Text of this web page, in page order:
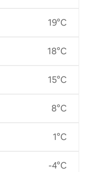
19°C
18°C
15°C
8°C
1°C
-4°C